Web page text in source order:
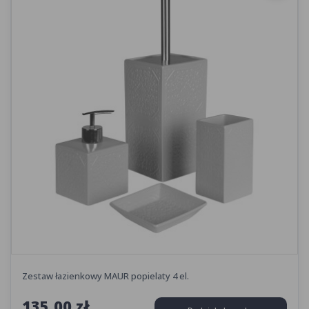
Zestaw łazienkowy MAUR popielaty 4 el.